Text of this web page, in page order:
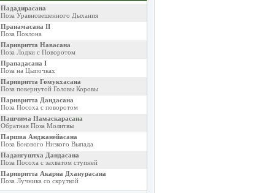
Пададирасана
Поза Уравновешенного Дыхания
Пранамасана II
Поза Поклона
Паривритта Навасана
Поза Лодки с Поворотом
Прападасана I
Поза на Цыпочках
Паривритта Гомукхасана
Поза повернутой Головы Коровы
Паривритта Дандасана
Поза Посоха с поворотом
Пашчима Намаскарасана
Обратная Поза Молитвы
Паршва Анджанейасана
Поза Бокового Низкого Выпада
Падангуштха Дандасана
Поза Посоха с захватом ступней
Паривритта Акарна Дханурасана
Поза Лучника со скруткой